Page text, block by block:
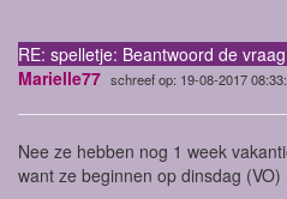
RE: spelletje: Beantwoord de vraag
Marielle77 schreef op: 19-08-2017
Nee ze hebben nog 1 week
want ze beginnen op dinsdag (VO)